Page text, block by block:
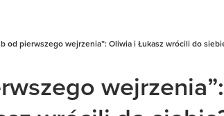
od pierwszego wejrzenia”: Oliwia i Łukasz wrócili do
wejrzenia”: